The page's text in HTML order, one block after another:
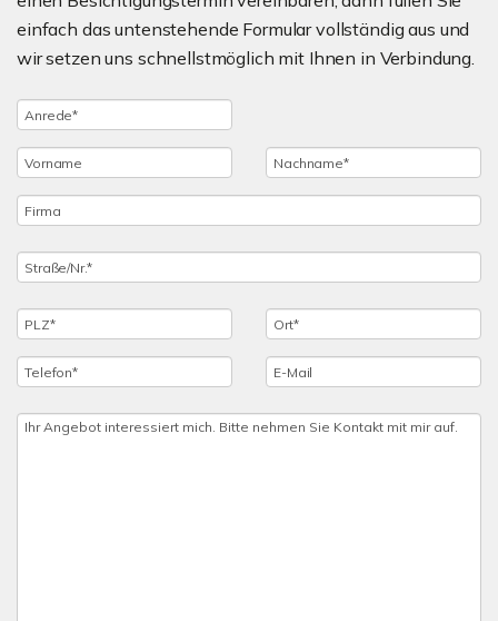
einfach das untenstehende Formular vollständig aus und
wir setzen uns schnellstmöglich mit Ihnen in Verbindung.